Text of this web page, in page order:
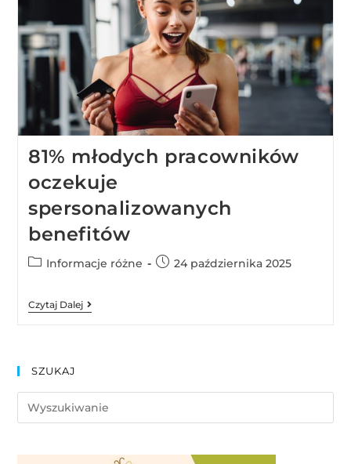
81% młodych pracowników
oczekuje
spersonalizowanych
benefitów
Informacje różne 24 października 2025
Czytaj Dalej
SZUKAJ